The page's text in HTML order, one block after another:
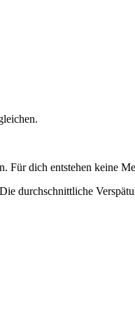
Für dich entstehen keine
Die durchschnittliche